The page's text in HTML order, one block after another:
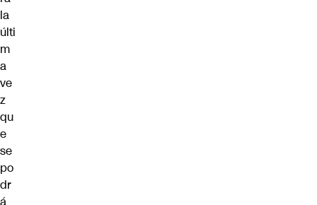
la
últi
m
a
ve
z
qu
e
se
po
dr
á